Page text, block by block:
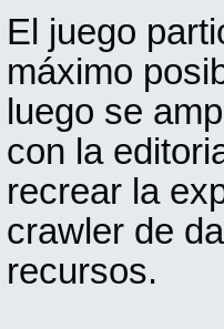
El juego
máximo
luego se
con la
recrear la
crawler de
recursos.